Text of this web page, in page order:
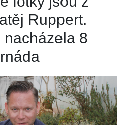
Ruppert.
8